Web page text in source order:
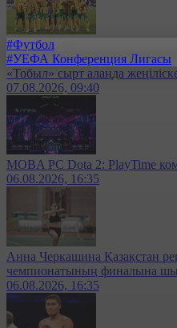
#Футбол
#УЕФА Конференция Лигасы
«Тобыл» сырт алаңда
07.08.2026, 09:40
MOBA PC Dota 2: PlayTime
06.08.2026, 16:35
Анна Черкашина Қазақстан
чемпионатының финалына
06.08.2026, 16:35